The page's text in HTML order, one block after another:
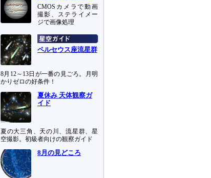
CMOSカメラで動画
撮影、ステライメー
ジで画像処理
ペルセウス座流星群
8月12～13日が一番の見ごろ。月明
かりゼロの好条件！
夏休み 天体観察ガ
イド
夏の大三角、天の川、流星群、星
空撮影。初級者向けの観察ガイド
8月の見どころ